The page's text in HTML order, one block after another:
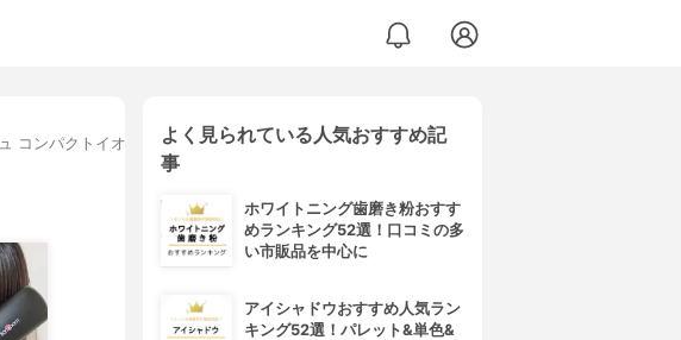
コンパクトイオンヒートブラシ MHB-3040
よく見られている人気おすすめ記
事
ホワイトニング歯磨き粉おすす
めランキング52選！口コミの多
い市販品を中心に
アイシャドウおすすめ人気ラン
キング52選！パレット&単色&